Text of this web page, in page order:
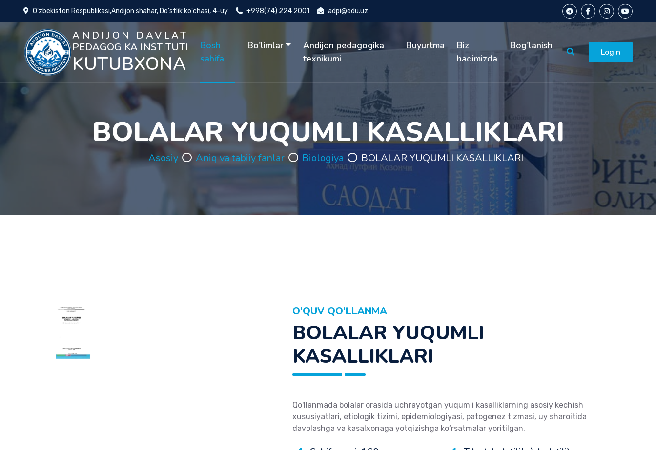
O'zbekiston Respublikasi,Andijon shahar, Do'stlik ko'chasi, 4-uy +998(74) 224 2001 adpi@edu.uz
ANDIJON DAVLAT
PEDAGOGIKA INSTITUTI
KUTUBXONA
Bosh
sahifa
Bo'limlar
Andijon pedagogika
texnikumi
Buyurtma
Biz
haqimizda
Bog'lanish
Login
BOLALAR YUQUMLI KASALLIKLARI
Asosiy Aniq va tabiiy fanlar Biologiya BOLALAR YUQUMLI KASALLIKLARI
O'QUV QO'LLANMA
BOLALAR YUQUMLI
KASALLIKLARI
Qo'llanmada bolalar orasida uchrayotgan yuqumli kasalliklarning asosiy kechish
xususiyatlari, etiologik tizimi, epidemiologiyasi, patogenez tizmasi, uy sharoitida
davolashga va kasalxonaga yotqizishga ko‘rsatmalar yoritilgan.